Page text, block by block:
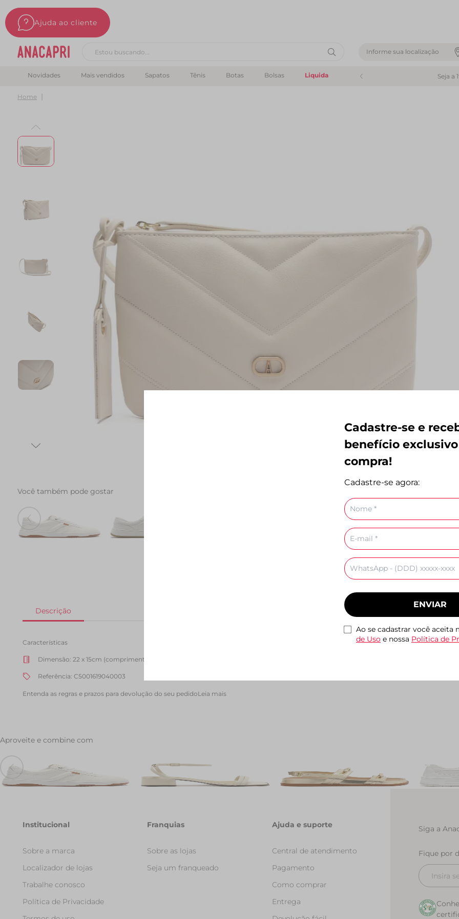
Ajuda ao cliente
Informe sua localização
Novidades
Mais vendidos Sapatos Tênis Botas Bolsas Liquida Seja a
Home
Você também pode gostar
Tenis AC1119 Branco
R$ 249,90
R$ 279,90
Tenis Cami Monocolor
Entenda as regras e prazos para devolução do seu pedidoLeia mais
Características
Dimensão: 22 x 15cm (comprimento x altura)
Referência: C5001619040003
Aproveite e combine com
R$ 249,90
Sandalia Salto Bloco Santorine
Branca
R$ 239,90R$ 139,90
R$ 239,90R$ 119,90
Tenis
R$ 289,90
Institucional
Sobre a marca
Localizador de lojas
Trabalhe conosco
Política de Privacidade
Franquias
Sobre as lojas
Seja um franqueado
Ajuda e suporte
Central de atendimento
Pagamento
Como comprar
Entrega
Siga a
Fique por
Cadastre-se e
benefício exclusivo
compra!
Cadastre-se agora:
Nome
E-
mail
Celular
ENVIAR
Ao se cadastrar você aceita
de Uso e nossa Política de